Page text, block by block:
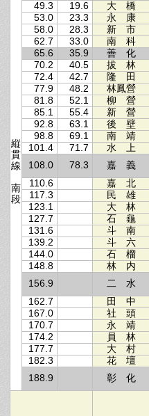
縦
貫
線
南
段
49.3
19.6 大 橋
53.0
23.3 永 康
58.0
28.3 新 市
62.7
33.0 南 科
65.6
35.9 善 化
70.2
40.5 拔 林
72.4
42.7 隆 田
77.9
48.2 林鳳營
81.8
52.1 柳 營
85.1
55.4 新 營
92.8
63.1 後 壁
98.8
69.1 南 靖
101.4
71.7 水 上
108.0
78.3 嘉 義
110.6
嘉 北
117.3
民 雄
123.1
大 林
127.7
石 龜
131.6
斗 南
139.2
斗 六
144.0
石 榴
148.8
林 内
156.9
二 水
162.7
田 中
167.0
社 頭
170.7
永 靖
174.2
員 林
177.7
大 村
182.3
花 壇
188.9
彰 化